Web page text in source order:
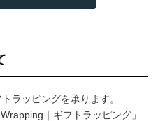
ラッピングを承ります。
｜ギフトラッピング」